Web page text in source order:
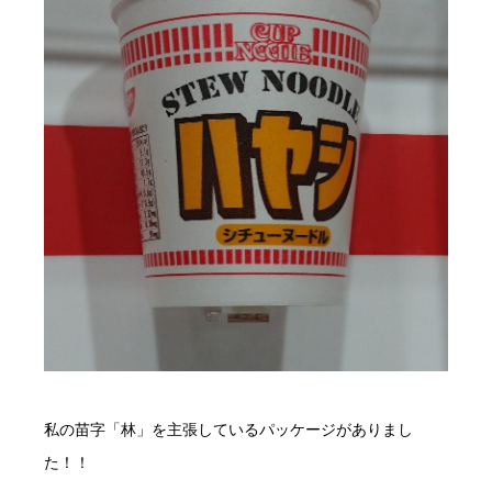
私の苗字「林」を主張しているパッケージがありまし
た！！